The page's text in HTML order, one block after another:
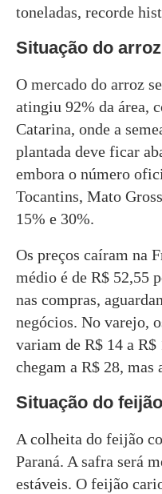
toneladas, recorde
Situação do arroz
O mercado do arroz
atingiu 92% da área,
Catarina, onde a
plantada deve ficar
embora o número
Tocantins, Mato
15% e 30%.
Os preços caíram na
médio é de R$ 52,55
nas compras,
negócios. No varejo,
variam de R$ 14 a R$
chegam a R$ 28, mas
Situação do feijão
A colheita do feijão
Paraná. A safra será
estáveis. O feijão